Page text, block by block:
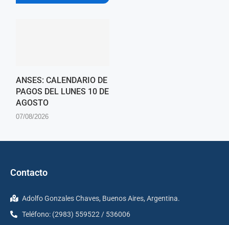
ANSES: CALENDARIO DE
PAGOS DEL LUNES 10 DE
AGOSTO
07/08/2026
Contacto
Adolfo Gonzales Chaves, Buenos Aires, Argentina.
Teléfono: (2983) 559522 / 536006